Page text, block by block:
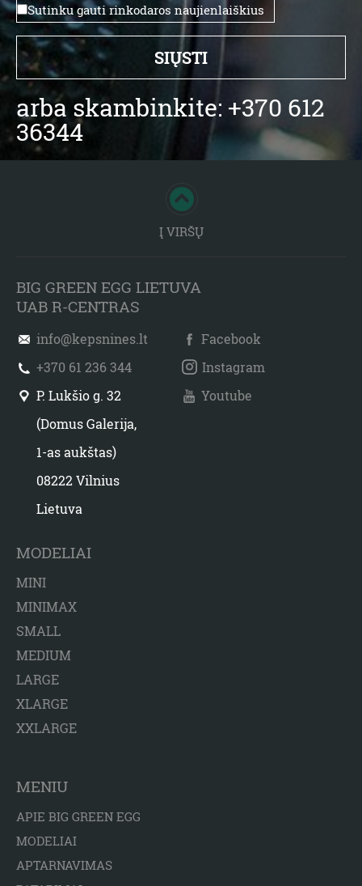
Sutinku gauti rinkodaros naujienlaiškius
arba skambinkite: +370 612
36344
Į VIRŠŲ
BIG GREEN EGG LIETUVA
UAB R-CENTRAS
info@kepsnines.lt
+370 61 236 344
P. Lukšio g. 32
(Domus Galerija,
1-as aukštas)
08222 Vilnius
Lietuva
Facebook
Instagram
Youtube
MODELIAI
MINI
MINIMAX
SMALL
MEDIUM
LARGE
XLARGE
XXLARGE
MENIU
APIE BIG GREEN EGG
MODELIAI
APTARNAVIMAS